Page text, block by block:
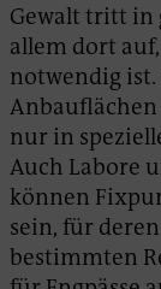
Gewalt tritt in
allem dort
notwendig
Anbauflächen
nur in
Auch Labore
können
sein, für
bestimmten